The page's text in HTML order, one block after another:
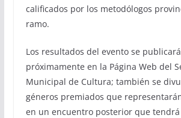
calificados por los metodólogos
ramo.
Los resultados del evento se
próximamente en la Página Web del
Municipal de Cultura; también se
géneros premiados que
en un encuentro posterior que tendrá